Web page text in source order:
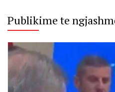
Publikime te